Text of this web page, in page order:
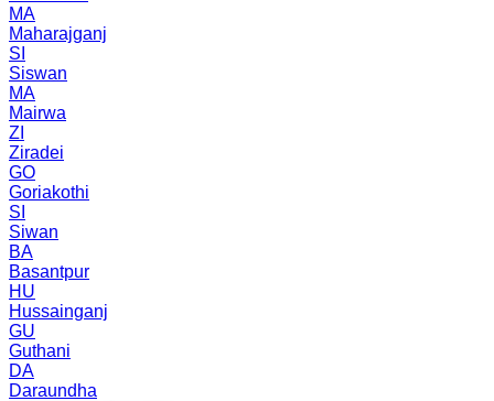
MA
Maharajganj
SI
Siswan
MA
Mairwa
ZI
Ziradei
GO
Goriakothi
SI
Siwan
BA
Basantpur
HU
Hussainganj
GU
Guthani
DA
Daraundha